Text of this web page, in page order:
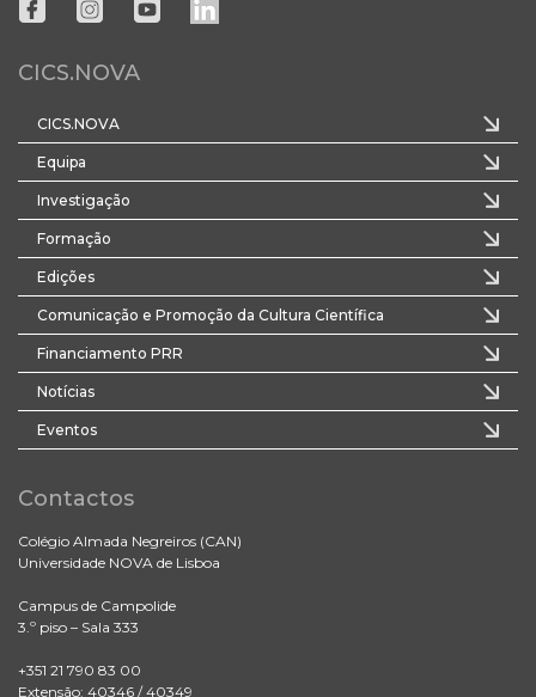
CICS.NOVA
CICS.NOVA
Equipa
Investigação
Formação
Edições
Comunicação e Promoção da Cultura Científica
Financiamento PRR
Notícias
Eventos
Contactos
Colégio Almada Negreiros (CAN)
Universidade NOVA de Lisboa
Campus de Campolide
3.º piso – Sala 333
+351 21 790 83 00
Extensão: 40346 / 40349